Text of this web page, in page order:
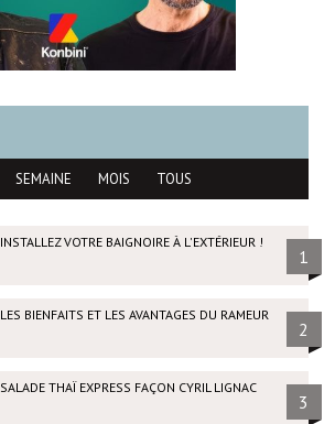
SEMAINE MOIS TOUS
INSTALLEZ VOTRE BAIGNOIRE À L'EXTÉRIEUR !
1
LES BIENFAITS ET LES AVANTAGES DU RAMEUR
2
SALADE THAÏ EXPRESS FAÇON CYRIL LIGNAC
3